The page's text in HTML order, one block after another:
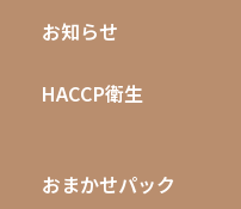
お知らせ
HACCP衛生
おまかせパック